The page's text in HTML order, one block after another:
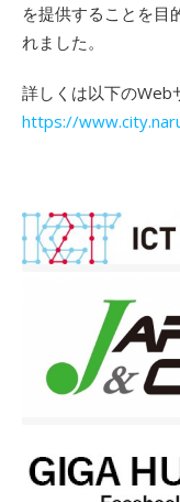
を提供することを目
れました。
詳しくは以下のWeb
https://